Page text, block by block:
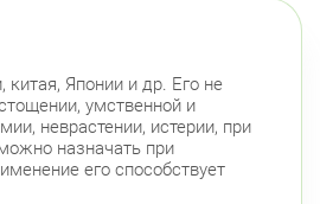
Японии и др. Его не
умственной и
неврастении, истерии, при
назначать при
его способствует